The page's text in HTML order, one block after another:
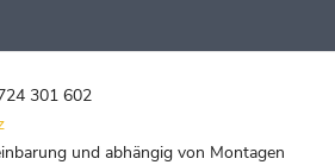
301 602
und abhängig von Montagen